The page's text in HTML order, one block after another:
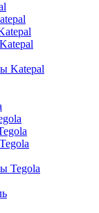
Katepal
Tegola